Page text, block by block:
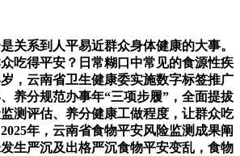
系到人平易近群众身体健康的大事。
吃得平安？日常糊口中常见的食源性疾
，云南省卫生健康委实施数字标签推广
养分规范办事年“三项步履”，全面提拔
测评估、养分健康工做程度，让群众吃
年，云南省食物平安风险监测成果阐
生严沉及出格严沉食物平安变乱，食物